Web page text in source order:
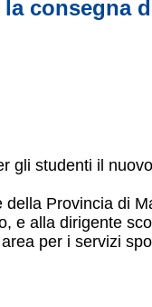
consegna
gli studenti il
Provincia di
e alla dirigente
per i servizi